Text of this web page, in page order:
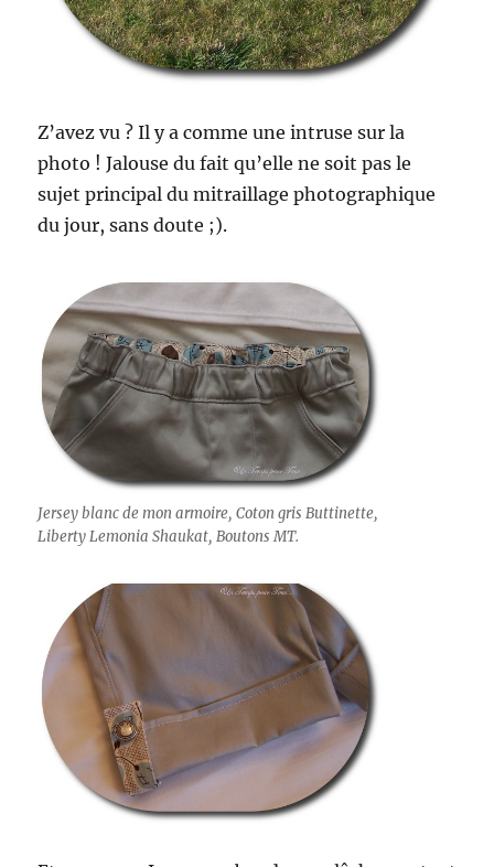
Z’avez vu ? Il y a comme une intruse sur la
photo ! Jalouse du fait qu’elle ne soit pas le
sujet principal du mitraillage photographique
du jour, sans doute ;).
Jersey blanc de mon armoire, Coton gris Buttinette,
Liberty Lemonia Shaukat, Boutons MT.